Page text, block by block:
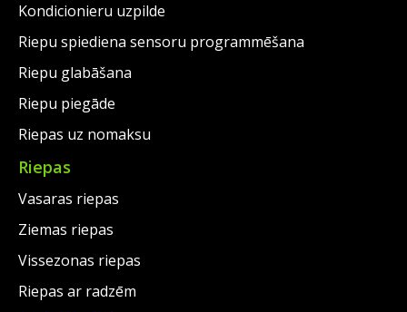
Kondicionieru uzpilde
Riepu spiediena sensoru programmēšana
Riepu glabāšana
Riepu piegāde
Riepas uz nomaksu
Riepas
Vasaras riepas
Ziemas riepas
Vissezonas riepas
Riepas ar radzēm